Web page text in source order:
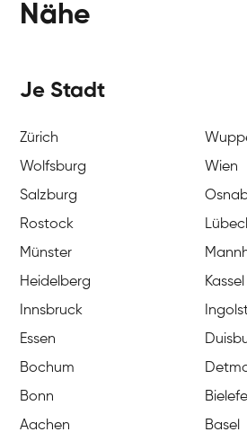
Nähe
Je Stadt
Zürich
Wolfsburg
Wien
Salzburg
Rostock
Münster
Heidelberg
Kassel
Innsbruck
Essen
Bochum
Bonn
Aachen
Basel